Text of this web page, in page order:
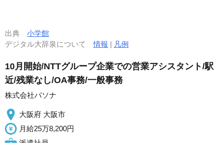
出典 小学館
デジタル大辞泉について情報 | 凡例
10月開始/NTTグループ企業での営業アシスタント/駅
近/残業なし/OA事務/一般事務
株式会社パソナ
大阪府 大阪市
月給25万8,200円